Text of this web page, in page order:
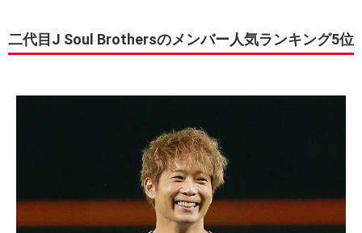
二代目J Soul Brothersのメンバー人気ランキング5位